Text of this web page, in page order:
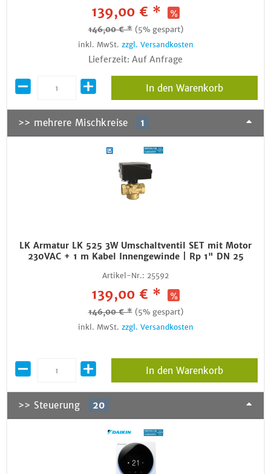
139,00 € *
146,00 € * (5% gespart)
inkl. MwSt. zzgl. Versandkosten
Lieferzeit: Auf Anfrage
In den Warenkorb
>> mehrere Mischkreise 1
LK Armatur LK 525 3W Umschaltventil SET mit Motor
230VAC + 1 m Kabel Innengewinde | Rp 1" DN 25
Artikel-Nr.: 25592
139,00 € *
146,00 € * (5% gespart)
inkl. MwSt. zzgl. Versandkosten
In den Warenkorb
>> Steuerung 20